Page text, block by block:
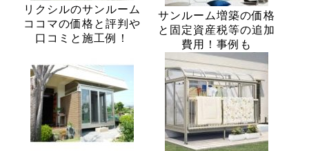
リクシルのサンルーム
ココマの価格と評判や
口コミと施工例！
サンルーム増築の価格
と固定資産税等の追加
費用！事例も